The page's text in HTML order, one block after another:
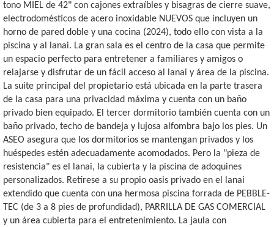
tono MIEL de 42" con cajones extraíbles y bisagras de cierre suave,
electrodomésticos de acero inoxidable NUEVOS que incluyen un
horno de pared doble y una cocina (2024), todo ello con vista a la
piscina y al lanai. La gran sala es el centro de la casa que permite
un espacio perfecto para entretener a familiares y amigos o
relajarse y disfrutar de un fácil acceso al lanai y área de la piscina.
La suite principal del propietario está ubicada en la parte trasera
de la casa para una privacidad máxima y cuenta con un baño
privado bien equipado. El tercer dormitorio también cuenta con un
baño privado, techo de bandeja y lujosa alfombra bajo los pies. Un
ASEO asegura que los dormitorios se mantengan privados y los
huéspedes estén adecuadamente acomodados. Pero la "pieza de
resistencia" es el lanai, la cubierta y la piscina de adoquines
personalizados. Retírese a su propio oasis privado en el lanai
extendido que cuenta con una hermosa piscina forrada de PEBBLE-
TEC (de 3 a 8 pies de profundidad), PARRILLA DE GAS COMERCIAL
y un área cubierta para el entretenimiento. La jaula con